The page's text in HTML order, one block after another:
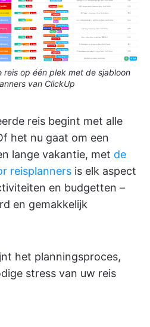
reis op één plek met de sjabloon
van ClickUp
reis begint met alle
het nu gaat om een
lange vakantie, met de
reisplanners is elk aspect
en budgetten –
en gemakkelijk
het planningsproces,
stress van uw reis